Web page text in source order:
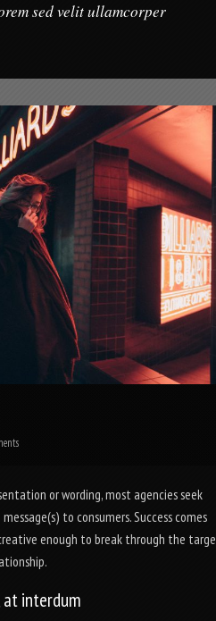
sed velit ullamcorper
or wording, most agencies seek
to consumers. Success comes
enough to break through the
at interdum